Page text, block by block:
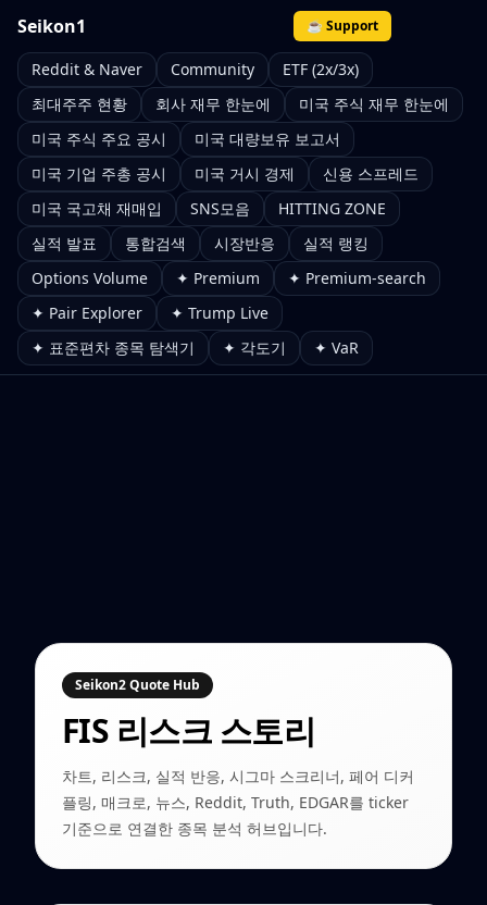
Seikon1 ☕ Support
Reddit & Naver Community
ETF (2x/3x)
최대주주 현황
회사 재무 한눈에
미국 주식 재무 한눈에
미국 주식 주요 공시
미국 대량보유 보고서
미국 기업 주총 공시
미국 거시 경제
신용 스프레드
미국 국고채 재매입
SNS모음
HITTING ZONE
실적 발표
통합검색 시장반응
실적 랭킹
Options Volume
✦ Premium
✦ Premium-search
✦ Pair Explorer
✦ Trump Live
✦ 표준편차 종목 탐색기
✦ 각도기 ✦ VaR
Seikon2 Quote Hub
FIS리스크 스토리
차트, 리스크, 실적 반응, 시그마 스크리너, 페어 디커
플링, 매크로, 뉴스, Reddit, Truth, EDGAR를 ticker
기준으로 연결한 종목 분석 허브입니다.